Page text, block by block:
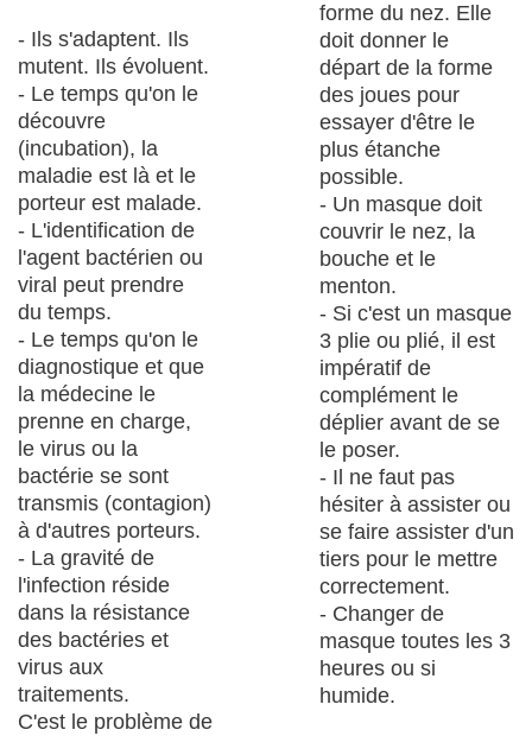
- Ils s'adaptent. Ils
mutent. Ils évoluent.
- Le temps qu'on le
découvre
(incubation), la
maladie est là et le
porteur est malade.
- L'identification de
l'agent bactérien ou
viral peut prendre
du temps.
- Le temps qu'on le
diagnostique et que
la médecine le
prenne en charge,
le virus ou la
bactérie se sont
transmis (contagion)
à d'autres porteurs.
- La gravité de
l'infection réside
dans la résistance
des bactéries et
virus aux
traitements.
C'est le problème de
forme du nez. Elle
doit donner le
départ de la forme
des joues pour
essayer d'être le
plus étanche
possible.
- Un masque doit
couvrir le nez, la
bouche et le
menton.
- Si c'est un masque
3 plie ou plié, il est
impératif de
complément le
déplier avant de se
le poser.
- Il ne faut pas
hésiter à assister ou
se faire assister d'un
tiers pour le mettre
correctement.
- Changer de
masque toutes les 3
heures ou si
humide.